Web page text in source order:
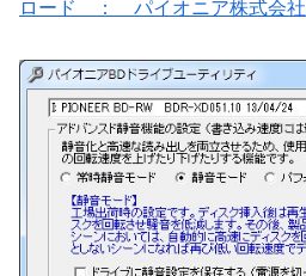
ロード ： パイオニア株式会社